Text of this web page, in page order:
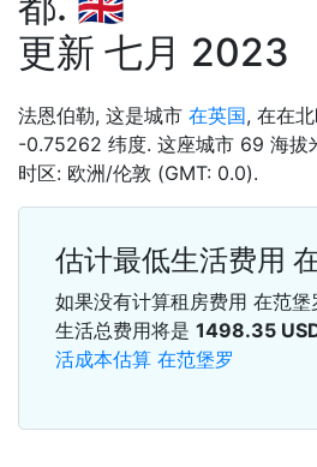
更新 七月 2023
法恩伯勒, 这是城市 在英国, 在在
-0.75262 纬度. 这座城市 69 海拔
时区: 欧洲/伦敦 (GMT: 0.0).
估计最低生活费用
如果没有计算租房费用 在范
生活总费用将是 1498.35
活成本估算 在范堡罗